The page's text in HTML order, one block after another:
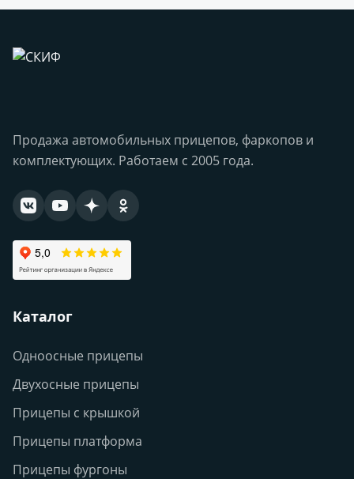
Продажа автомобильных прицепов, фаркопов и
комплектующих. Работаем с 2005 года.
Каталог
Одноосные прицепы
Двухосные прицепы
Прицепы с крышкой
Прицепы платформа
Прицепы фургоны